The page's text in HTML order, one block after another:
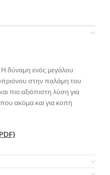
δύναμη ενός μεγάλου
στην παλάμη του
πιο αξιόπιστη λύση για
ακόμα και για κοπή